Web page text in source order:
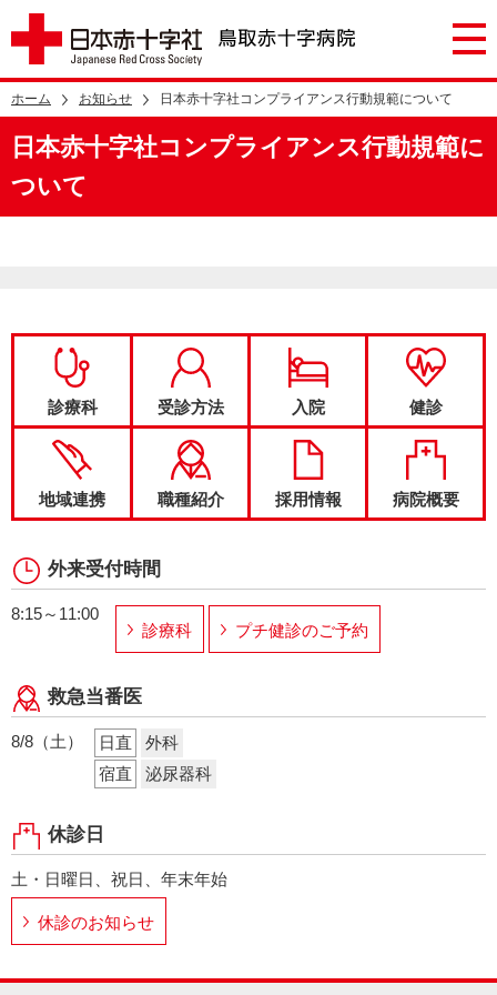
ホーム お知らせ 日本赤十字社コンプライアンス行動規範について
日本赤十字社コンプライアンス行動規範に
ついて
診療科 受診方法 入院 健診
地域連携 職種紹介 採用情報 病院概要
外来受付時間
8:15～11:00
診療科
プチ健診のご予約
救急当番医
8/8（土） 日直
外科
宿直
泌尿器科
休診日
土・日曜日、祝日、年末年始
休診のお知らせ